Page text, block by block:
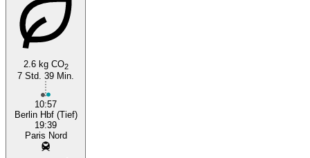
Paris
2.6 kg CO2
7 Std. 39 Min.
10:57
Berlin Hbf (Tief)
19:39
Paris Nord